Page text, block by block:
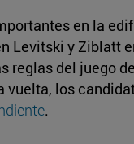
en la
Levitski y Ziblatt
reglas del juego
los
.